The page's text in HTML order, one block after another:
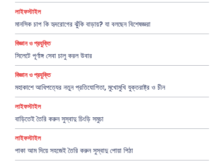
লাইফস্টাইল
মানসিক চাপ কি হৃদরোগের ঝুঁকি বাড়ায়? যা বলছেন বিশেষজ্ঞরা
বিজ্ঞান ও প্রযুক্তি
সিলেটে পূর্ণাঙ্গ সেবা চালু করল উবার
বিজ্ঞান ও প্রযুক্তি
মহাকাশে আধিপত্যের নতুন প্রতিযোগিতা, মুখোমুখি যুক্তরাষ্ট্র ও চীন
লাইফস্টাইল
বাড়িতেই তৈরি করুন সুস্বাদু চিংড়ি সমুচা
লাইফস্টাইল
পাকা আম দিয়ে সহজেই তৈরি করুন সুস্বাদু পোয়া পিঠা